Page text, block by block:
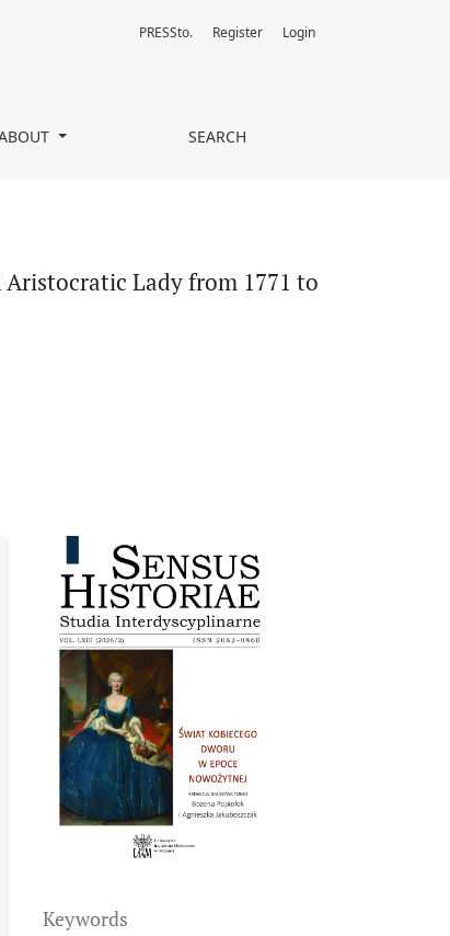
SEARCH
PRESSto. Register Login
Aristocratic Lady from 1771 to
Keywords